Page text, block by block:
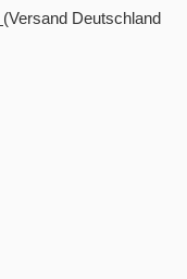
(Versand Deutschland